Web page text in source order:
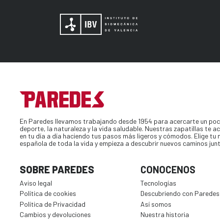
En Paredes llevamos trabajando desde 1954 para acercarte un
deporte, la naturaleza y la vida saludable. Nuestras zapatillas te
en tu día a día haciendo tus pasos más ligeros y cómodos. Elige tu
española de toda la vida y empieza a descubrir nuevos caminos
SOBRE PAREDES
Aviso legal
Política de cookies
Política de Privacidad
Cambios y devoluciones
CONOCENOS
Tecnologías
Descubriendo con Paredes
Así somos
Nuestra historia